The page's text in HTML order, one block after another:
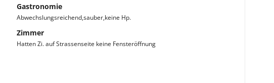
Gastronomie
Abwechslungsreichend,sauber,keine Hp.
Zimmer
Hatten Zi. auf Strassenseite keine Fensteröffnung